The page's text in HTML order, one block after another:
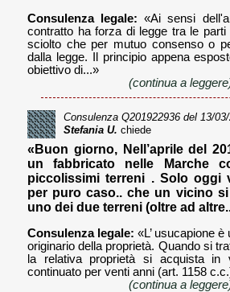
Consulenza legale: «Ai sensi
contratto ha forza di legge tra le
sciolto che per mutuo consenso o
dalla legge. Il principio appena
obiettivo di...»
(continua a
Consulenza Q201922936 del 13/
Stefania U. chiede
«Buon giorno, Nell’aprile del
un fabbricato nelle Marche
piccolissimi terreni . Solo oggi
per puro caso.. che un vicino
uno dei due terreni (oltre ad
Consulenza legale: «L’ usucapione
originario della proprietà. Quando si
la relativa proprietà si acquista in
continuato per venti anni (art. 1158
(continua a